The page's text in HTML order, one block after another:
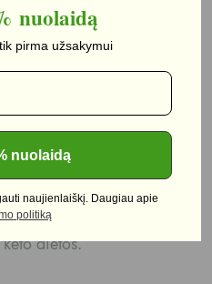
ir
Nuts”, 30 g
ir jis yra
dietos.
nuolaidą
pirma užsakymui
nuolaidą
naujienlaiškį. Daugiau apie
politiką